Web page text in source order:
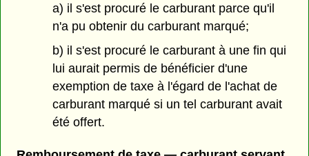
a) il s'est procuré le carburant parce qu'il
n'a pu obtenir du carburant marqué;
b) il s'est procuré le carburant à une fin qui
lui aurait permis de bénéficier d'une
exemption de taxe à l'égard de l'achat de
carburant marqué si un tel carburant avait
été offert.